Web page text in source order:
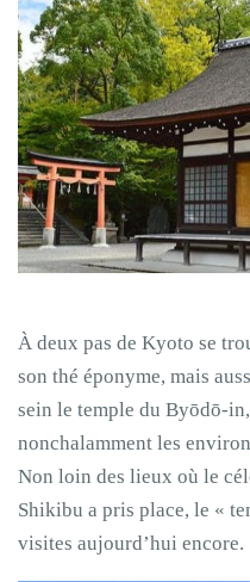
À deux pas de Kyoto se
son thé éponyme, mais
sein le temple du Byōdō-
nonchalamment les
Non loin des lieux où le
Shikibu a pris place, le «
visites aujourd’hui encore.